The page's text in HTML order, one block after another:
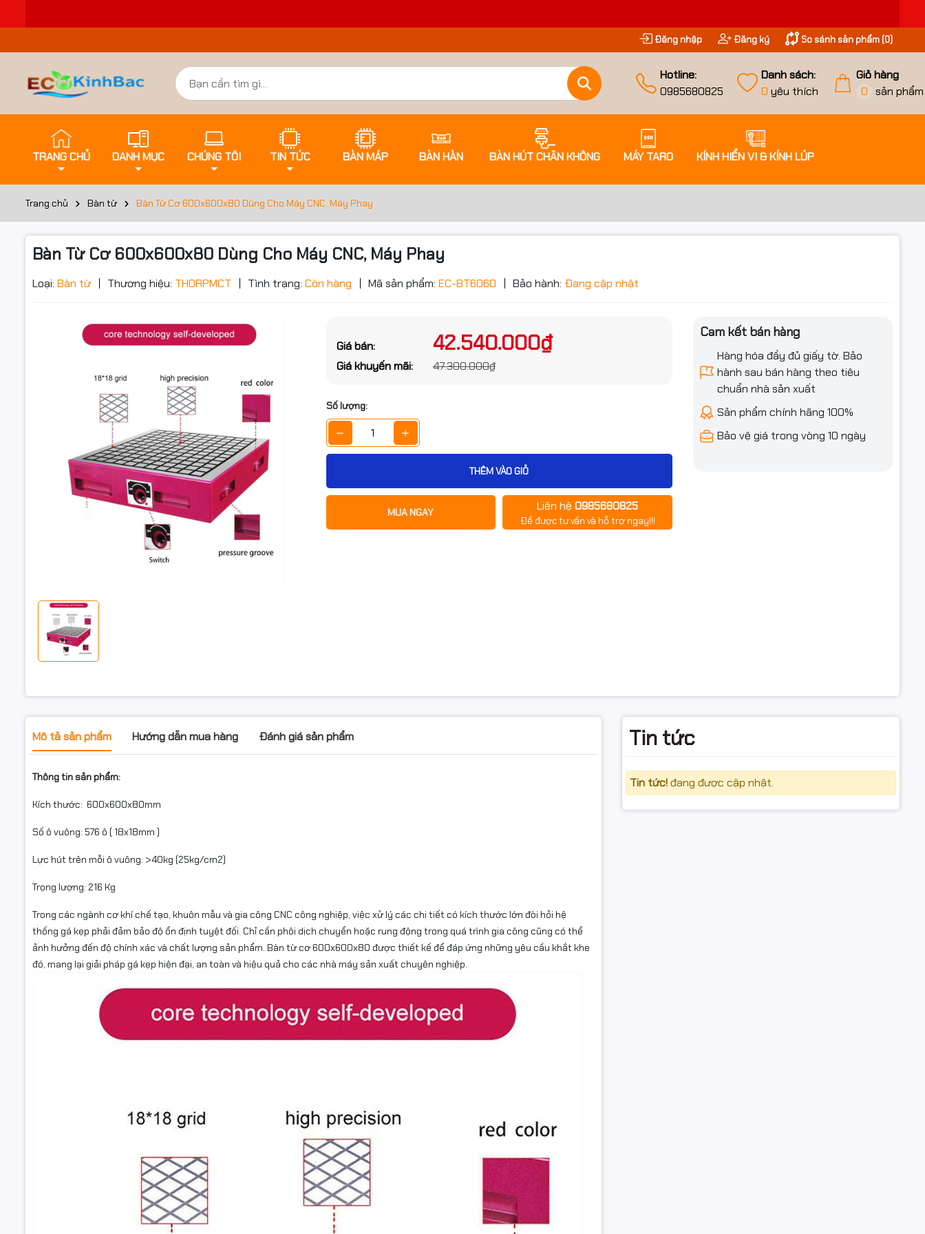
Đăng nhập Đăng ký So sánh sản phẩm (0)
Hotline:
0985680825
Danh sách:
0 yêu thích
Giỏ hàng
0 sản phẩm
TRANG CHỦ DANH MỤC CHÚNG TÔI TIN TỨC BÀN MÁP BÀN HÀN BÀN HÚT CHÂN KHÔNG MÁY TARO KÍNH HIỂN VI & KÍNH LÚP
Trang chủ Bàn từ Bàn Từ Cơ 600x600x80 Dùng Cho Máy CNC, Máy Phay
Bàn Từ Cơ 600x600x80 Dùng Cho Máy CNC, Máy Phay
Loại: Bàn từ Thương hiệu: THORPMCT Tình trạng: Còn hàng Mã sản phẩm: EC-BT6060 Bảo hành: Đang cập nhật
Giá bán: 42.540.000₫
Giá khuyến mãi: 47.300.000₫
Số lượng:
THÊM VÀO GIỎ
MUA NGAY Liên hệ0985680825
Để được tư vấn và hỗ trợ ngay!!!
Cam kết bán hàng
Hàng hóa đầy đủ giấy tờ. Bảo
hành sau bán hàng theo tiêu
chuẩn nhà sản xuất
Sản phẩm chính hãng 100%
Bảo vệ giá trong vòng 10 ngày
Mô tả sản phẩm Hướng dẫn mua hàng Đánh giá sản phẩm
Thông tin sản phẩm:
Kích thước: 600x600x80mm
Số ô vuông: 576 ô ( 18x18mm )
Lực hút trên mỗi ô vuông: >40kg (25kg/cm2)
Trọng lượng: 216 Kg
Trong các ngành cơ khí chế tạo, khuôn mẫu và gia công CNC công nghiệp, việc xử lý các chi tiết có kích thước lớn đòi hỏi hệ
thống gá kẹp phải đảm bảo độ ổn định tuyệt đối. Chỉ cần phôi dịch chuyển hoặc rung động trong quá trình gia công cũng có thể
ảnh hưởng đến độ chính xác và chất lượng sản phẩm. Bàn từ cơ 600x600x80 được thiết kế để đáp ứng những yêu cầu khắt khe
đó, mang lại giải pháp gá kẹp hiện đại, an toàn và hiệu quả cho các nhà máy sản xuất chuyên nghiệp.
Tin tức
Tin tức!đang được cập nhật.
Đặt trước sản phẩm
Bàn Từ Cơ 600x600x80 Dùng Cho
Máy CNC, Máy Phay
6.350.000₫
GỬI THÔNG TIN